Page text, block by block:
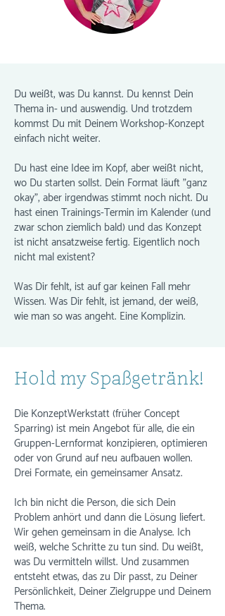
Du weißt, was Du kannst. Du kennst Dein
Thema in- und auswendig. Und trotzdem
kommst Du mit Deinem Workshop-Konzept
einfach nicht weiter.
Du hast eine Idee im Kopf, aber weißt nicht,
wo Du starten sollst. Dein Format läuft "ganz
okay", aber irgendwas stimmt noch nicht. Du
hast einen Trainings-Termin im Kalender (und
zwar schon ziemlich bald) und das Konzept
ist nicht ansatzweise fertig. Eigentlich noch
nicht mal existent?
Was Dir fehlt, ist auf gar keinen Fall mehr
Wissen. Was Dir fehlt, ist jemand, der weiß,
wie man so was angeht. Eine Komplizin.
Hold my Spaßgetränk!
Die KonzeptWerkstatt (früher Concept
Sparring) ist mein Angebot für alle, die ein
Gruppen-Lernformat konzipieren, optimieren
oder von Grund auf neu aufbauen wollen.
Drei Formate, ein gemeinsamer Ansatz.
Ich bin nicht die Person, die sich Dein
Problem anhört und dann die Lösung liefert.
Wir gehen gemeinsam in die Analyse. Ich
weiß, welche Schritte zu tun sind. Du weißt,
was Du vermitteln willst. Und zusammen
entsteht etwas, das zu Dir passt, zu Deiner
Persönlichkeit, Deiner Zielgruppe und Deinem
Thema.